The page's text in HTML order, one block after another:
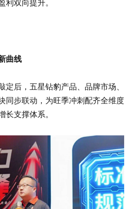
利双向提升。
曲线
定后，五星钻豹产品、品牌市场、
同步联动，为旺季冲刺配齐全维度
长支撑体系。